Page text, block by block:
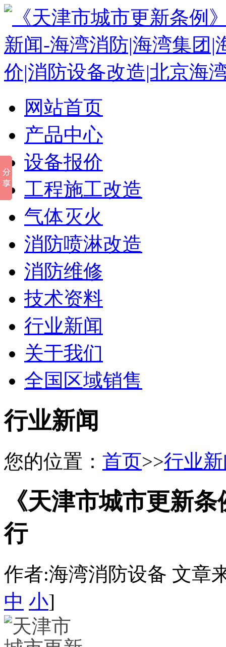
网站首页
产品中心
设备报价
工程施工改造
气体灭火
消防喷淋改造
消防维修
技术资料
行业新闻
关于我们
全国区域销售
行业新闻
您的位置： 首页>>行业
《天津市城市更新
行
作者:海湾消防设备 文章
中 小]